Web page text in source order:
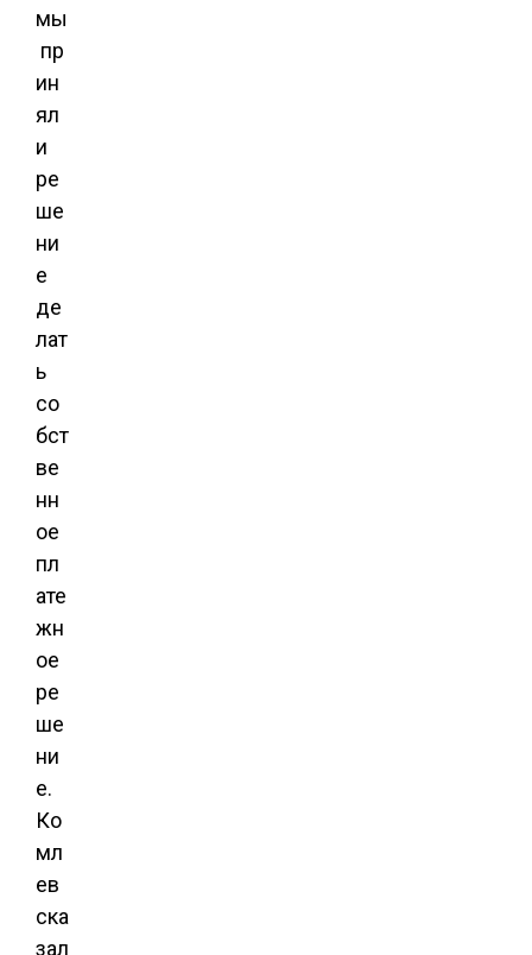
мы
пр
ин
ял
и
ре
ше
ни
е
де
лат
ь
со
бст
ве
нн
ое
пл
ате
жн
ое
ре
ше
ни
е.
Ко
мл
ев
ска
зал